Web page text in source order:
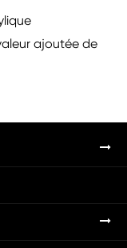
ajoutée de